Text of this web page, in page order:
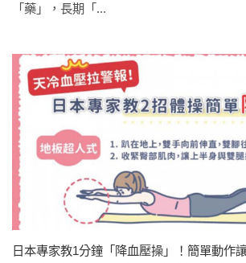
「藥」，長期「...
日本專家教1分鐘「降血壓操」！簡單動作